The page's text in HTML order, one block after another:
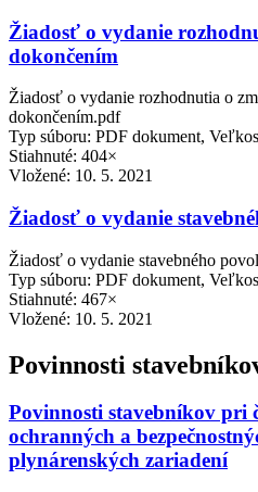
Žiadosť o vydanie
dokončením
Žiadosť o vydanie rozhodnutia o
dokončením.pdf
Typ súboru: PDF dokument,
Stiahnuté: 404×
Vložené: 10. 5. 2021
Žiadosť o vydanie
Žiadosť o vydanie stavebného
Typ súboru: PDF dokument,
Stiahnuté: 467×
Vložené: 10. 5. 2021
Povinnosti
Povinnosti stavebníkov pri
ochranných a
plynárenských zariadení